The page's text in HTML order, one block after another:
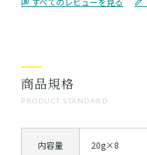
PRODUCT STANDARD
商品規格
内容量 20g×8